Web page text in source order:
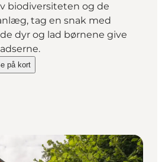
biodiversiteten og de
tag en snak med
dyr og lad børnene give
Have"
på kort
Økologiens Have on_map